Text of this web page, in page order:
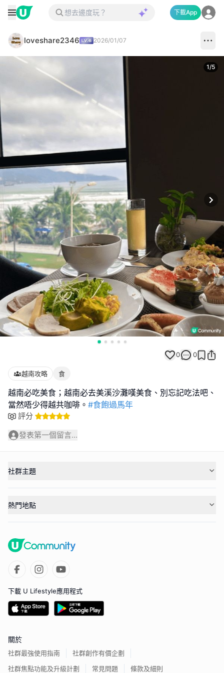
下載App
loveshare2346 2026/01/07
1/5
0 0
越南攻略 食
越南必吃美食；越南必去美溪沙灘嘆美食、別忘記吃法吧、
當然唔少得越共咖啡。 #食飽過馬年
評分
發表第一個留言...
社群主題
熱門地點
下載 U Lifestyle應用程式
關於
社群最強使用指南
社群創作有價企劃
社群焦點功能及升級計劃
常見問題 條款及細則